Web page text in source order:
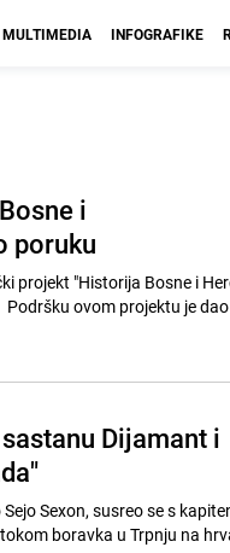
MULTIMEDIA INFOGRAFIKE
i
poruku
projekt "Historija Bosne i
ovom projektu je
Dijamant i
Sexon, susreo se s
boravka u Trpnju na